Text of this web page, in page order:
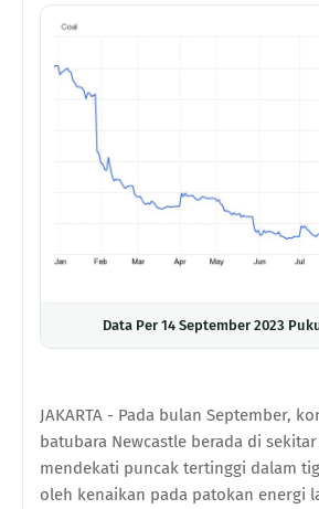
Data Per 14 September 2023
JAKARTA - Pada bulan September,
batubara Newcastle berada di
mendekati puncak tertinggi dalam
oleh kenaikan pada patokan energi